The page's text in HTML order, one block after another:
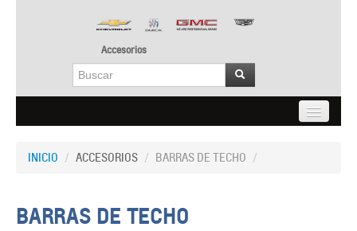
Accesorios
ACCESORIOS
INICIO / ACCESORIOS / BARRAS DE TECHO /
BARRAS DE TECHO